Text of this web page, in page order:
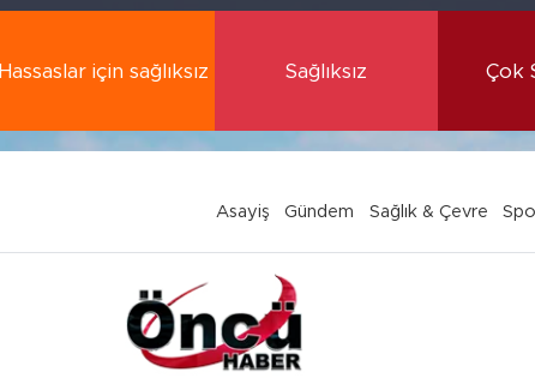
Hassaslar için sağlıksız Sağlıksız Çok
Asayiş Gündem Sağlık & Çevre